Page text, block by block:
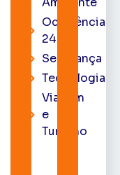
Ocorrência
24h
Segurança
Tecnologia
Viagem
e
Turismo